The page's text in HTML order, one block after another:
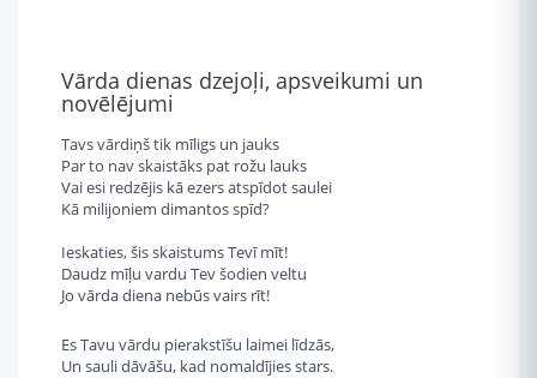
Vārda dienas dzejoļi, apsveikumi un
novēlējumi
Tavs vārdiņš tik mīligs un jauks
Par to nav skaistāks pat rožu lauks
Vai esi redzējis kā ezers atspīdot saulei
Kā milijoniem dimantos spīd?
Ieskaties, šis skaistums Tevī mīt!
Daudz mīļu vardu Tev šodien veltu
Jo vārda diena nebūs vairs rīt!
Es Tavu vārdu pierakstīšu laimei līdzās,
Un sauli dāvāšu, kad nomaldījies stars.